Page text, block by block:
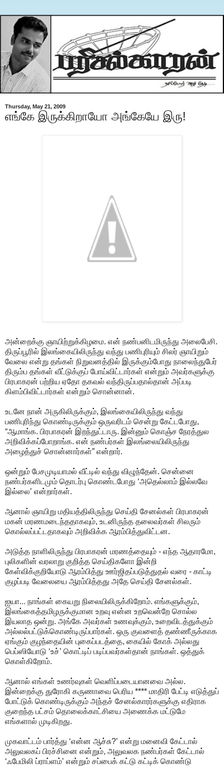
Thursday, May 21, 2009
எங்கே இருக்கிறாயோ அங்கேயே இரு!
அன்றைக்கு ஞாயிற்றுக்கிழமை. என் நண்பனிடமிருந்து அலைபேசி.
திருப்பூரில் இலங்கையிலிருந்து வந்து பணிபுரியும் சிலர் ஞாயிறும்
வேலை என்று தங்கள் நிறுவனத்தில் இருக்கும்போது நாலைந்துபேர்
திரும்ப தங்கள் வீட்டுக்குப் போய்விட்டார்கள் என்றும் அவர்களுக்கு
பிரபாகரன் பற்றிய ஏதோ தகவல் வந்திருப்பதால்தான் அப்படி
கிளம்பிவிட்டார்கள் என்றும் சொன்னான்.
உடனே நான் அருகிலிருக்கும், இலங்கையிலிருந்து வந்து
பணிபுரிந்து கொண்டிருக்கும் ஒருவரிடம் சென்று கேட்டபோது,
“ஆமாங்க. பிரபாகரன் இறந்துட்டாரு. இன்னும் கொஞ்ச நேரத்துல
அறிவிக்கப்போறாங்க. என் நண்பர்கள் இலங்லையிலிருந்து
அழைத்துச் சொன்னார்கள்” என்றார்.
ஒன்றும் பேசமுடியாமல் வீட்டில் வந்து விழுந்தேன். சென்னை
நண்பர்களிடமும் தொடர்பு கொண்டபோது ‘அதெல்லாம் இல்லவே
இல்லை’ என்றார்கள்.
ஆனால் ஞாயிறு மதியத்திலிருந்து செய்தி சேனல்கள் பிரபாகரன்
மகன் மரணமடைந்ததாகவும், உடனிருந்த தலைவர்கள் சிலரும்
கொல்லப்பட்டதாகவும் அறிவிக்க ஆரம்பித்துவிட்டன.
அடுத்த நாளிலிருந்து பிரபாகரன் மரணத்தையும் - எந்த ஆதாரமோ,
புலிகளின் வரலாறு குறித்த செய்திகளோ இன்றி
கேள்விக்குறியோடு ஆரம்பித்து ஊர்ஜிதப்படுத்துதல் வரை - காட்டி
குழப்படி வேலையை ஆரம்பித்தது அதே செய்தி சேனல்கள்.
ஐயா... நாங்கள் கையறு நிலையிலிருக்கிறோம். எங்களுக்கும்,
இலங்கைத்தமிழருக்குமான உறவு என்ன உறவென்றே சொல்ல
இயலாத ஒன்று. அங்கே அவர்கள் உணவுக்கும், உறைவிடத்துக்கும்
அல்லல்பட்டுக்கொண்டிருப்பார்கள். ஒரு குவளைத் தண்ணீருக்காக
ஏங்கும் குழந்தையின் புகைப்படத்தை, கையில் கோக் அல்லது
பெப்ஸியோடு ‘உச்’ கொட்டிப் படிப்பவர்கள்தான் நாங்கள். ஒத்துக்
கொள்கிறோம்.
ஆனால் எங்கள் உணர்வுகள் வெளிப்படையானவை அல்ல.
இன்றைக்கு துரோகி கருணாவை பெரிய **** மாதிரி பேட்டி எடுத்துப்
போட்டுக் கொண்டிருக்கும் அந்தச் சேனல்காரர்களுக்கு எதிராக
குறைந்த பட்சம் தொலைக்காட்சியை அணைக்க மட்டுமே
எங்களால் முடிகிறது.
முகவாட்டம் பார்த்து ‘என்ன ஆச்சு?’ என்று மனைவி கேட்டால்
அலுவலகப் பிரச்சினை என்றும், அலுவலக நண்பர்கள் கேட்டால்
‘ஃபேமிலி ப்ராப்ளம்’ என்றும் சப்பைக் கட்டு கட்டிக் கொண்டு